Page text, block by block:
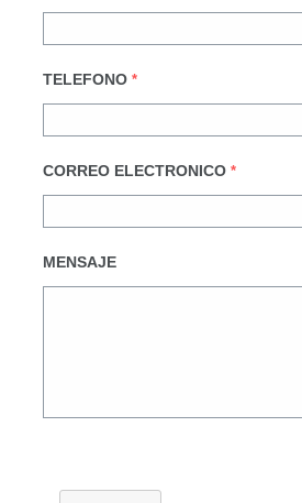
TELEFONO *
CORREO ELECTRONICO *
MENSAJE